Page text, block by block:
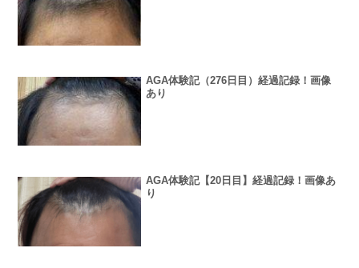
AGA体験記（276日目）経過記録！画像
あり
AGA体験記【20日目】経過記録！画像あ
り